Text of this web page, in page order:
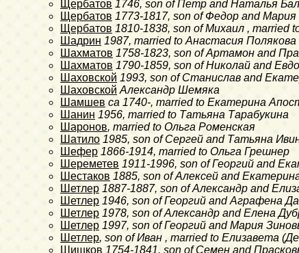
Щербатов 1746, son of Петр and Наталья
Щербатов 1773-1817, son of Федор and Мария
Щербатов 1810-1838, son of Михаил , married
Шадрин 1987, married to Анастасия Полякова
Шахматов 1758-1823, son of Артамон and
Шахматов 1790-1859, son of Николай and
Шаховской 1993, son of Станислав and
Шаховской Александр Шемяка
Шамшев ca 1740-, married to Екатерина
Шанин 1956, married to Татьяна Тарабукина
Шаронов, married to Ольга Роменская
Шатило 1985, son of Сергей and Татьяна
Шефер 1866-1914, married to Ольга Грешнер
Шереметев 1911-1996, son of Георгий and
Шестаков 1885, son of Алексей and
Шетлер 1887-1887, son of Александр and
Шетлер 1946, son of Георгий and Аграфена
Шетлер 1978, son of Александр and Елена
Шетлер 1997, son of Георгий and Мария
Шетлер, son of Иван , married to Елизавета
Шишков 1754-1841, son of Семен and